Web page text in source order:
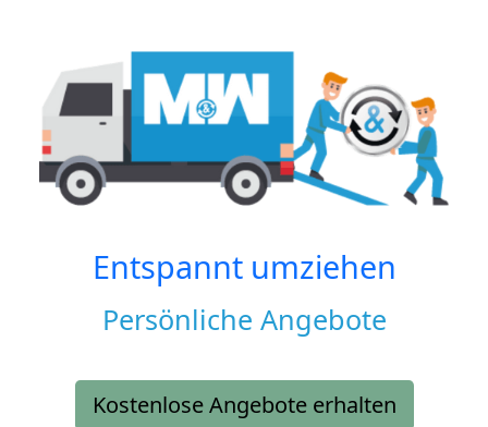
Entspannt umziehen
Persönliche Angebote
Kostenlose Angebote erhalten